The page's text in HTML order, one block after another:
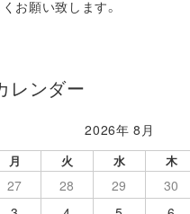
お願い致します。
レンダー
2026年 8月
月 火 水 木
27 28 29 30